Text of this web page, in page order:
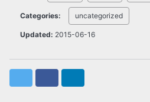
Categories: uncategorized
Updated: 2015-06-16